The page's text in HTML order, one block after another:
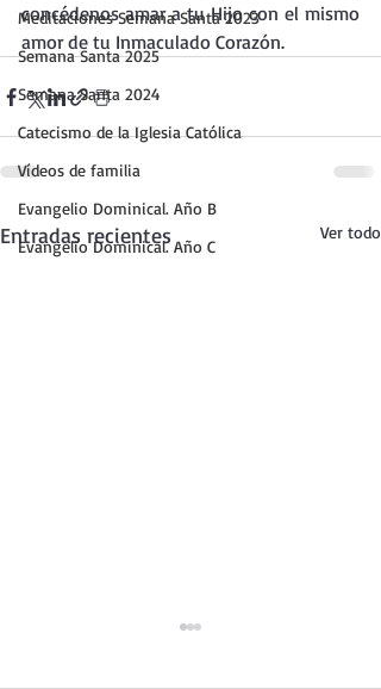
Meditaciones Semana Santa 2023
Semana Santa 2025
Semana Santa 2024
Catecismo de la Iglesia Católica
Vídeos de familia
Evangelio Dominical. Año B
Evangelio Dominical. Año C
concédenos amar a tu Hijo con el mismo
amor de tu Inmaculado Corazón.
Entradas recientes Ver todo